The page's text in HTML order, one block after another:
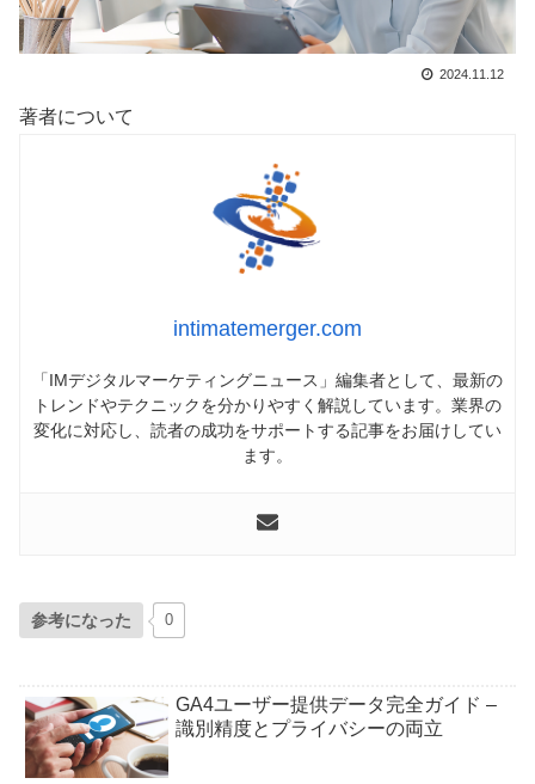
2024.11.12
著者について
intimatemerger.com
「IMデジタルマーケティングニュース」編集者として、最新の
トレンドやテクニックを分かりやすく解説しています。業界の
変化に対応し、読者の成功をサポートする記事をお届けしてい
ます。
参考になった 0
GA4ユーザー提供データ完全ガイド –
識別精度とプライバシーの両立